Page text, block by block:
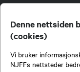
Denne nettsiden
(cookies)
Vi bruker
NJFFs nettsteder
jegere og sportsfiskere og et av
fiske i Norge. Vi er en